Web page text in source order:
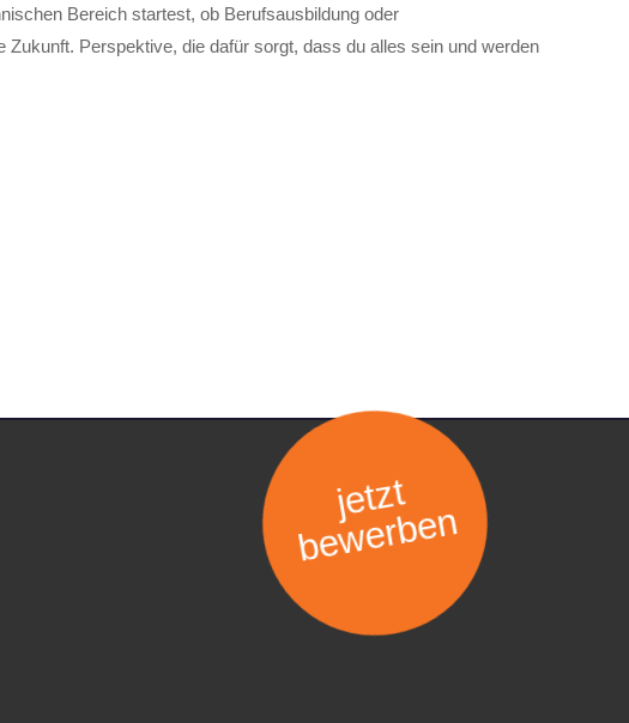
Bereich startest, ob Berufsausbildung oder
Perspektive, die dafür sorgt, dass du alles sein und werden
jetzt
bewerben